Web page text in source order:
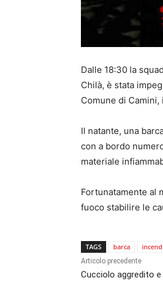
Dalle 18:30 la
Chilà, è stata
Comune di
Il natante, una
con a bordo
materiale
Fortunatamente al
fuoco stabilire le
TAGS barca
Articolo precedente
Cucciolo aggredito